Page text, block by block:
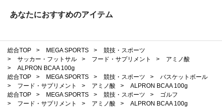
あなたにおすすめのアイテム
総合TOP > MEGA SPORTS >
競技・スポーツ
>
サッカー・フットサル > フード・サプリメント >
アミノ酸
>
ALPRON BCAA 100g
総合TOP
> MEGA SPORTS > 競技・スポーツ >
バスケットボール
>
フード・サプリメント > アミノ酸 >
ALPRON BCAA 100g
総合TOP
> MEGA SPORTS > 競技・スポーツ >
ゴルフ
>
フード・サプリメント > アミノ酸 >
ALPRON BCAA 100g